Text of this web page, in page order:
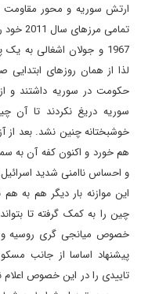
ارتش سوریه و محور مقاومت
تمامی
1967 و جولان اشغالی
لذا از همان روزهای ابتدایی
حکومت در سوریه داشتند و
سوریه دریغ نکردند تا آن
خوشبختانه چنین نشد. بعد از
هم خورد و اکنون کفه آن به
و احساس ناامنی شدید
این موازنه بار دیگر هم به هم
چین را به کمک گرفته تا
پیشنهاد اساسا از جانب
تاییدی را در این خصوص اعلام